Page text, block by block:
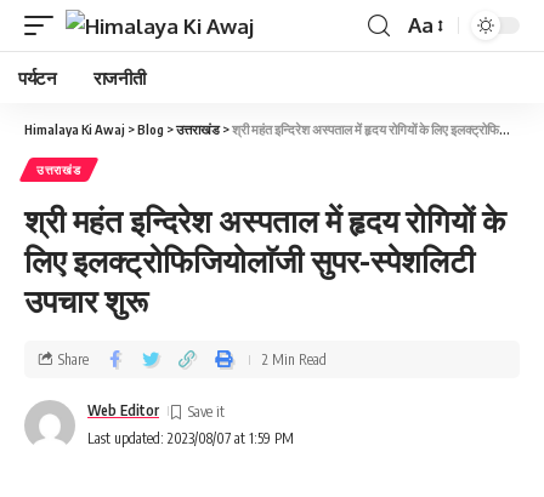
Aa
पर्यटन राजनीती
Himalaya Ki Awaj >Blog >उत्तराखंड>श्री महंत इन्दिरेश अस्पताल में हृदय रोगियों के लिए इलक्ट्रोफिजियोलाॅजी सुपर-स्पेशलिटी उपचार शुरू
उत्तराखंड
श्री महंत इन्दिरेश अस्पताल में हृदय रोगियों के
लिए इलक्ट्रोफिजियोलाॅजी सुपर-स्पेशलिटी
उपचार शुरू
Last updated: 2023/08/07 at 1:59 PM
Web Editor
Share 2 Min Read